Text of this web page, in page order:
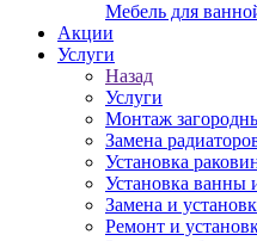
Мебель для
Акции
Услуги
Назад
Услуги
Монтаж
Замена
Установка
Установка ванны
Замена и
Ремонт и